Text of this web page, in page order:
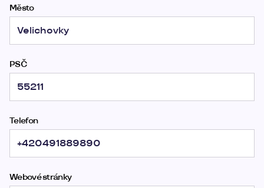
Město
PSČ
Telefon
Webové stránky